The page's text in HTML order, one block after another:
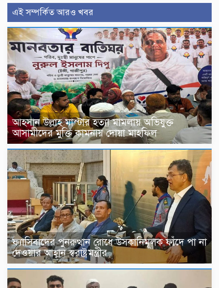
এই সম্পর্কিত আরও খবর
আহসান উল্লাহ মাস্টার হত্যা মামলায় অভিযুক্ত
আসামীদের মুক্তি কামনায় দোয়া মাহফিল
ফ্যাসিবাদের পুনরুত্থান রোধে উসকানিমূলক ফাঁদে পা না
দেওয়ার আহ্বান স্বরাষ্ট্রমন্ত্রীর